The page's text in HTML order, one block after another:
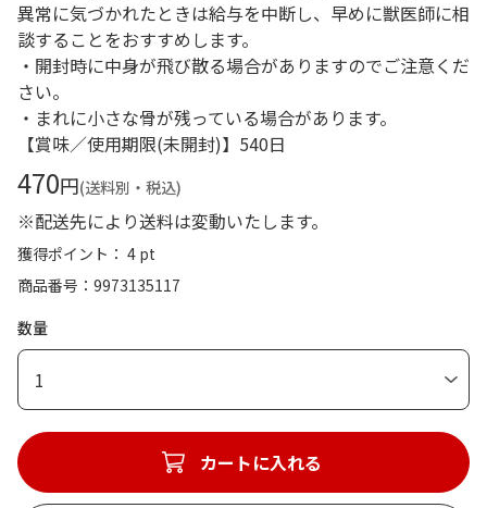
異常に気づかれたときは給与を中断し、早めに獣医師に相
談することをおすすめします。
・開封時に中身が飛び散る場合がありますのでご注意くだ
さい。
・まれに小さな骨が残っている場合があります。
【賞味／使用期限(未開封)】540日
470円(送料別・税込)
※配送先により送料は変動いたします。
獲得ポイント： 4 pt
商品番号
9973135117
数量
1
カートに入れる